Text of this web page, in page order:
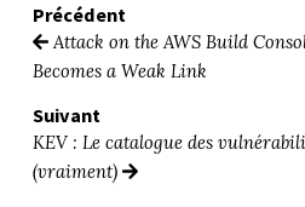
Précédent
Attack on the AWS Build
Becomes a Weak Link
Suivant
KEV : Le catalogue des
(vraiment)